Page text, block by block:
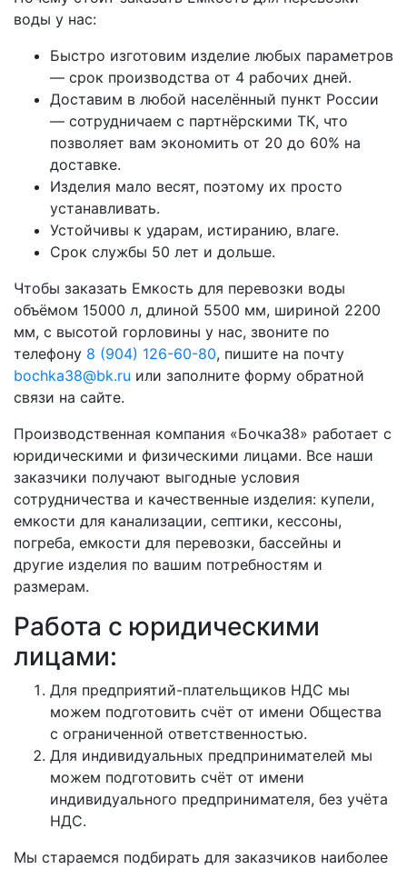
воды у нас:
Быстро изготовим изделие любых параметров
— срок производства от 4 рабочих дней.
Доставим в любой населённый пункт России
— сотрудничаем с партнёрскими ТК, что
позволяет вам экономить от 20 до 60% на
доставке.
Изделия мало весят, поэтому их просто
устанавливать.
Устойчивы к ударам, истиранию, влаге.
Срок службы 50 лет и дольше.
Чтобы заказать Емкость для перевозки воды
объёмом 15000 л, длиной 5500 мм, шириной 2200
мм, с высотой горловины у нас, звоните по
телефону 8 (904) 126-60-80, пишите на почту
bochka38@bk.ru или заполните форму обратной
связи на сайте.
Производственная компания «Бочка38» работает с
юридическими и физическими лицами. Все наши
заказчики получают выгодные условия
сотрудничества и качественные изделия: купели,
емкости для канализации, септики, кессоны,
погреба, емкости для перевозки, бассейны и
другие изделия по вашим потребностям и
размерам.
Работа с юридическими
лицами:
Для предприятий-плательщиков НДС мы
можем подготовить счёт от имени Общества
с ограниченной ответственностью.
Для индивидуальных предпринимателей мы
можем подготовить счёт от имени
индивидуального предпринимателя, без учёта
НДС.
Мы стараемся подбирать для заказчиков наиболее